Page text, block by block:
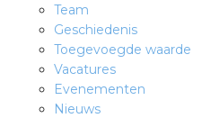
Team
Geschiedenis
Toegevoegde waarde
Vacatures
Evenementen
Nieuws